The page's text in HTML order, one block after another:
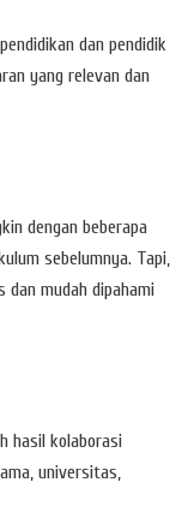
dan pendidik
yang relevan dan
dengan beberapa
sebelumnya. Tapi,
dan mudah dipahami
hasil kolaborasi
universitas,